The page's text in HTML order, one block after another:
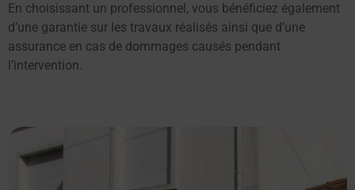
En choisissant un professionnel, vous bénéficiez également
d’une garantie sur les travaux réalisés ainsi que d’une
assurance en cas de dommages causés pendant
l’intervention.